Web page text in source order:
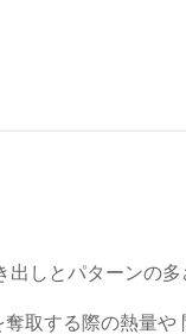
しとパターンの多
取する際の熱量